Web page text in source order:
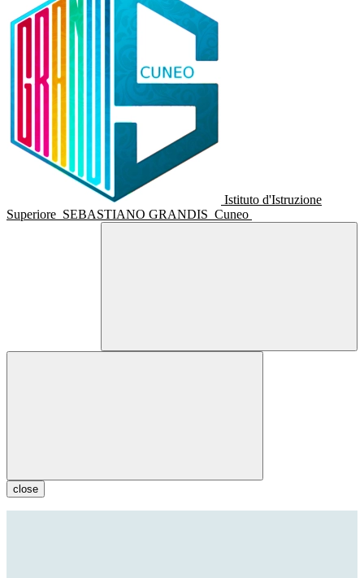
Istituto d'Istruzione
Superiore SEBASTIANO GRANDIS Cuneo
close